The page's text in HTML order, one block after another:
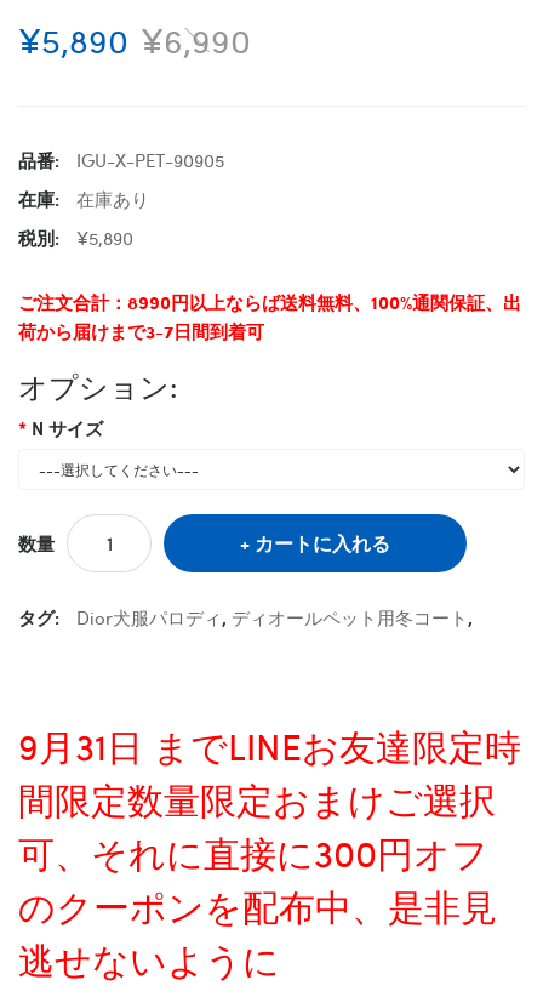
¥5,890 ¥6,990
品番:
IGU-X-PET-90905
在庫:
在庫あり
税別:
¥5,890
ご注文合計：8990円以上ならば送料無料、100%通関保証、出
荷から届けまで3-7日間到着可
オプション:
N サイズ
数量 カートに入れる
タグ: Dior犬服パロディ, ディオールペット用冬コート ,
9月31日 までLINEお友達限定時
間限定数量限定おまけご選択
可、それに直接に300円オフ
のクーポンを配布中、是非見
逃せないように